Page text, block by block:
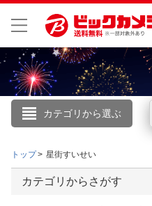
カテゴリから選ぶこんに
トップ 星街すいせい
カテゴリからさがす